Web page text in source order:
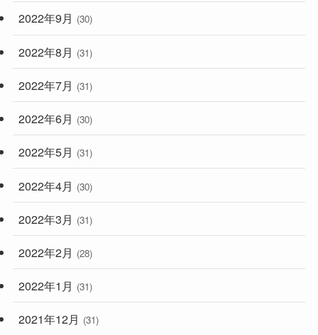
2022年9月 (30)
2022年8月 (31)
2022年7月 (31)
2022年6月 (30)
2022年5月 (31)
2022年4月 (30)
2022年3月 (31)
2022年2月 (28)
2022年1月 (31)
2021年12月 (31)